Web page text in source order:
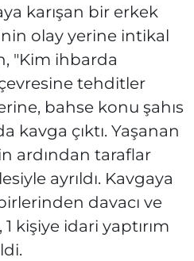
karışan bir erkek
olay yerine intikal
"Kim ihbarda
tehditler
bahse konu şahıs
kavga çıktı. Yaşanan
ardından taraflar
ayrıldı. Kavgaya
davacı ve
kişiye idari yaptırım